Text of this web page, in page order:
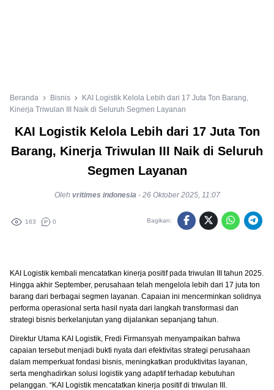
Beranda Bisnis
KAI Logistik Kelola Lebih dari 17 Juta Ton Barang,
Kinerja Triwulan III Naik di Seluruh Segmen Layanan
KAI Logistik Kelola Lebih dari 17 Juta Ton
Barang, Kinerja Triwulan III Naik di Seluruh
Segmen Layanan
Oleh vritimes indonesia - 26 Oktober 2025, 11:07
163 0 Bagikan:
KAI Logistik kembali mencatatkan kinerja positif pada triwulan III tahun 2025.
Hingga akhir September, perusahaan telah mengelola lebih dari 17 juta ton
barang dari berbagai segmen layanan. Capaian ini mencerminkan solidnya
performa operasional serta hasil nyata dari langkah transformasi dan
strategi bisnis berkelanjutan yang dijalankan sepanjang tahun.
Direktur Utama KAI Logistik, Fredi Firmansyah menyampaikan bahwa
capaian tersebut menjadi bukti nyata dari efektivitas strategi perusahaan
dalam memperkuat fondasi bisnis, meningkatkan produktivitas layanan,
serta menghadirkan solusi logistik yang adaptif terhadap kebutuhan
pelanggan. “KAI Logistik mencatatkan kinerja positif di triwulan III.